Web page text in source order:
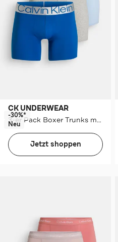
CK UNDERWEAR
3-er Pack Boxer Trunks mehrfarbig
-30%*
Neu
Jetzt shoppen